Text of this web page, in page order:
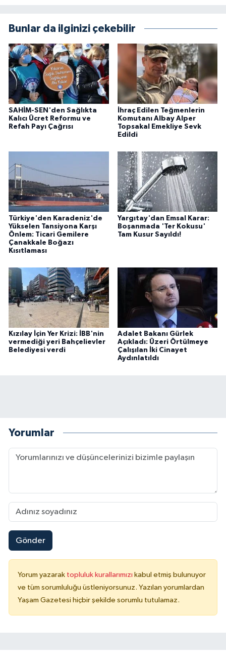
Bunlar da ilginizi çekebilir
SAHİM-SEN'den Sağlıkta
Kalıcı Ücret Reformu ve
Refah Payı Çağrısı
İhraç Edilen Teğmenlerin
Komutanı Albay Alper
Topsakal Emekliye Sevk
Edildi
Türkiye'den Karadeniz'de
Yükselen Tansiyona Karşı
Önlem: Ticari Gemilere
Çanakkale Boğazı
Kısıtlaması
Yargıtay'dan Emsal Karar:
Boşanmada 'Ter Kokusu'
Tam Kusur Sayıldı!
Kızılay İçin Yer Krizi: İBB'nin
vermediği yeri Bahçelievler
Belediyesi verdi
Adalet Bakanı Gürlek
Açıkladı: Üzeri Örtülmeye
Çalışılan İki Cinayet
Aydınlatıldı
Yorumlar
Gönder
Yorum yazarak topluluk kurallarımızı kabul etmiş bulunuyor
ve tüm sorumluluğu üstleniyorsunuz. Yazılan yorumlardan
Yaşam Gazetesi hiçbir şekilde sorumlu tutulamaz.